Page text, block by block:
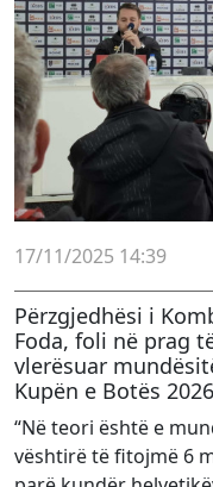
17/11/2025 14:39
Përzgjedhësi i
Foda, foli në prag
vlerësuar
Kupën e Botës
“Në teori është e
vështirë të fitojmë 6